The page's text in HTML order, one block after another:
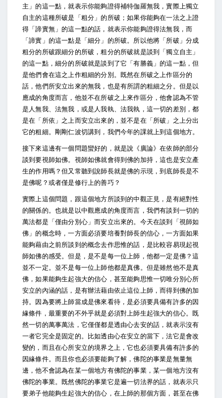
主」的這一點，就表示你能夠證得補特伽羅無我，實際上獨立
自主的這種所破是「粗分」的所破；如果你能夠在一法之上證
得「諦實無」的這一點的話，就表示你能夠證得法無我，而
「諦實」的這一點是「細分」的所破。所以他將「所破」分成
粗分的所破跟細分的所破，粗分的所破就是談到「獨立自主」
的這一點，細分的所破就是談到了它「有勝義」的這一點，但
是他們會在這之上作粗細的分別。既然在所破之上作區分的
話，他們所安立出來的無我，也是有所謂的粗細之分。但是以
應成的角度而言，他並不在所破之上來作區分，他會認為不管
是人無我、法無我，或是人我執、法我執，這一切的差別，都
是在「所依」之上而安立出來的，並不是在「所破」之上分出
它的粗細。剛剛仁波切講到，我們今年的課就上到這個地方。
接下來這邊有一個問題蠻好的，就是說《廣論》在依師的部分
談到要視師如佛。視師如佛就會得到佛的加持，這也是安立產
生的作用嗎？但又常聽到說師長就是佛的示現，到底師長是不
是佛呢？或者僅是修行上的善巧？
實際上這個問題，跟這個地方所談到的中觀正見，是有絕對性
的關係的。也就是以中觀應成的角度而言，我們有談到一切的
萬法都是「僅由分別心」而安立出來的。今天在談到「視師如
佛」的概念時，一方面必須要培養對師長的信心，一方面如果
能夠藉由之前所談到的概念去作思惟的話，是比較容易現起視
師如佛的感受。但是，是不是每一位上師，他都一定是佛？這
並不一定。並不是每一位上師他都是真佛。但是雖然他不是真
佛，如果能夠生起強大的信心，甚至能夠思惟一切唯分別心所
安立的內涵的話，是有辦法藉由依止這位上師，而得到佛的加
持。因為要將上師當成是佛來看待，是必須要具備有許多的因
緣條件，最重要的不外乎就是必須對上師生起強大的信心。既
然一切的萬事萬法，它僅僅都是透由心去安的話，就表示沒有
一者它完全是固定的。比如透由心在安立的當下，法它是會改
變的，而且在心所安立的境界之上，它也必須要具備有許多的
因緣條件。而且你也必須要能夠了解，佛陀的事業是無量無
邊，他不會認為在某一個地方有佛陀的事業，某一個地方沒有
佛陀的事業。既然佛陀的事業它是遍一切法界的話，就表示只
要弟子他能夠生起強大的信心，在上師的那個方面，甚至在佛